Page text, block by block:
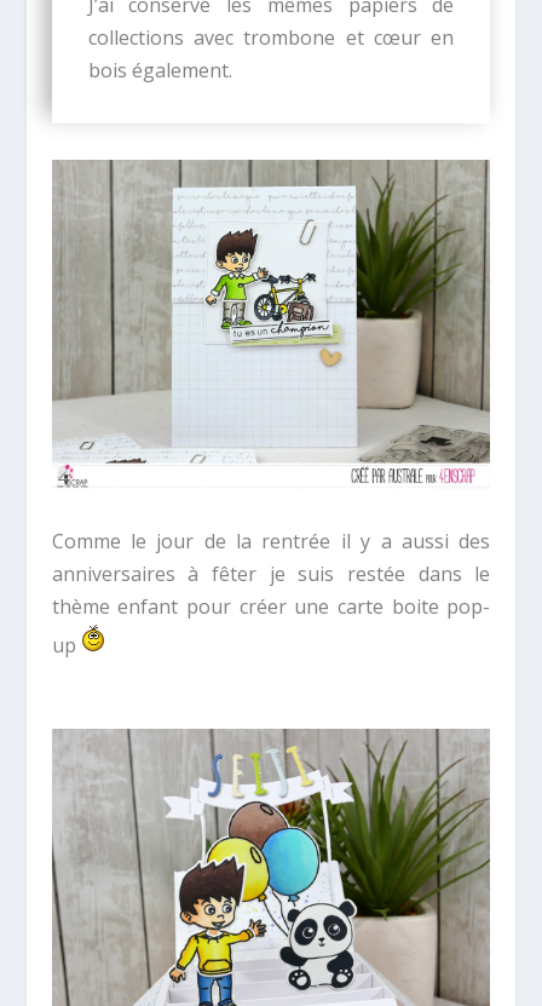
collections avec trombone et cœur en
bois également.
Comme le jour de la rentrée il y a aussi des
anniversaires à fêter je suis restée dans le
thème enfant pour créer une carte boite pop-
up